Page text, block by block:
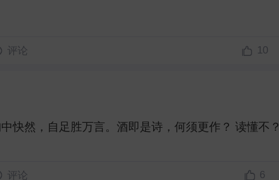
评论 10
快然，自足胜万言。酒即是诗，何须更作？ 读懂不？
评论 6